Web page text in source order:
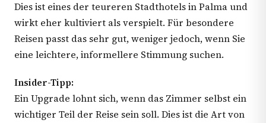
Dies ist eines der teureren Stadthotels in Palma und
wirkt eher kultiviert als verspielt. Für besondere
Reisen passt das sehr gut, weniger jedoch, wenn Sie
eine leichtere, informellere Stimmung suchen.
Insider-Tipp:
Ein Upgrade lohnt sich, wenn das Zimmer selbst ein
wichtiger Teil der Reise sein soll. Dies ist die Art von